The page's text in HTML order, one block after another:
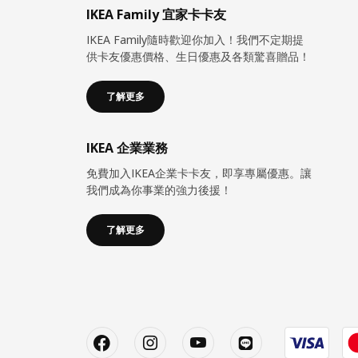
IKEA Family 宜家卡卡友
IKEA Family隨時歡迎你加入！我們不定期提
供卡友優惠價格、生日優惠及各類驚喜贈品！
了解更多
IKEA 企業業務
免費加入IKEA企業卡卡友，即享專屬優惠。讓
我們成為你事業的強力後援！
了解更多